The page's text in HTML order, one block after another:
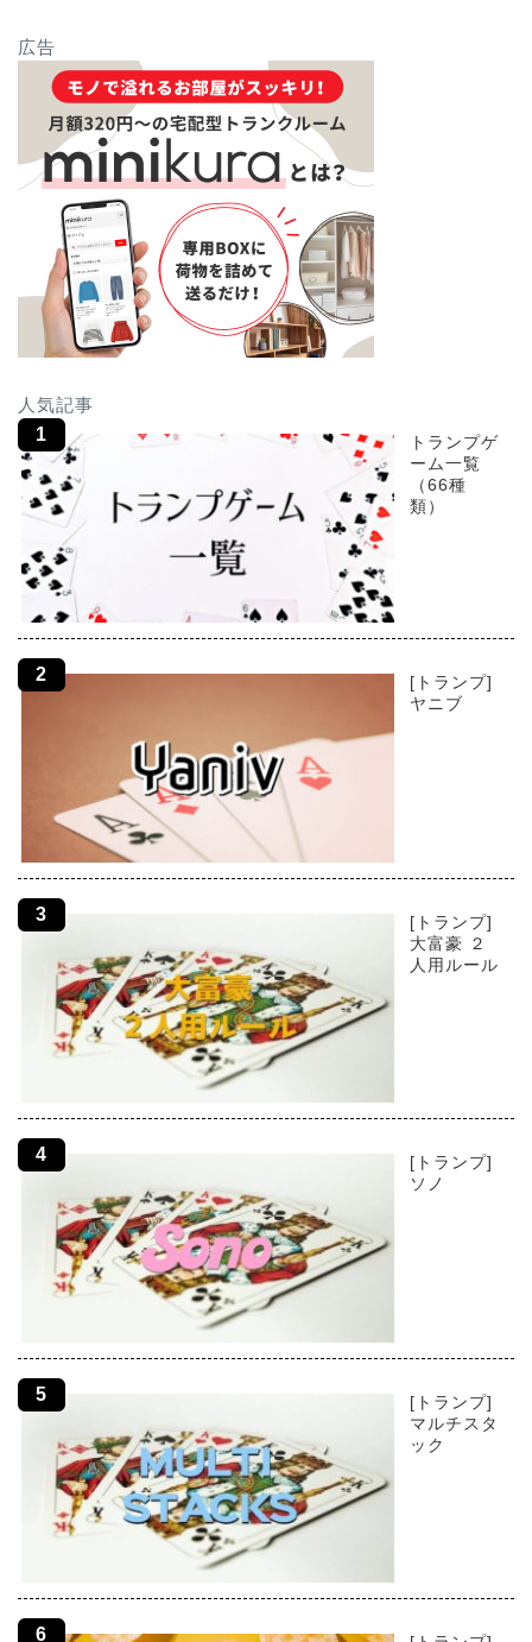
広告
人気記事
トランプゲ
ーム一覧
（66種
類）
[トランプ]
ヤニブ
[トランプ]
大富豪 ２
人用ルール
[トランプ]
ソノ
[トランプ]
マルチスタ
ック